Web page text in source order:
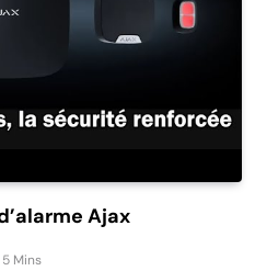
Ajax
5 Mins